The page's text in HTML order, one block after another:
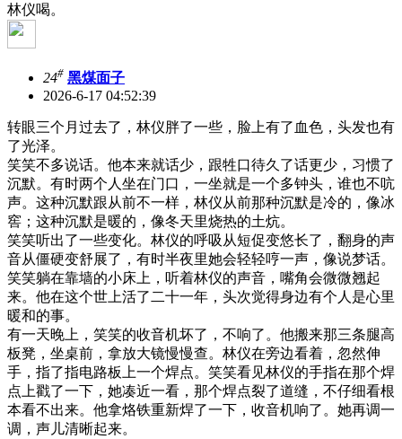
林仪喝。
24# 黑煤面子
2026-6-17 04:52:39
转眼三个月过去了，林仪胖了一些，脸上有了血色，头发也有
了光泽。
笑笑不多说话。他本来就话少，跟牲口待久了话更少，习惯了
沉默。有时两个人坐在门口，一坐就是一个多钟头，谁也不吭
声。这种沉默跟从前不一样，林仪从前那种沉默是冷的，像冰
窖；这种沉默是暖的，像冬天里烧热的土炕。
笑笑听出了一些变化。林仪的呼吸从短促变悠长了，翻身的声
音从僵硬变舒展了，有时半夜里她会轻轻哼一声，像说梦话。
笑笑躺在靠墙的小床上，听着林仪的声音，嘴角会微微翘起
来。他在这个世上活了二十一年，头次觉得身边有个人是心里
暖和的事。
有一天晚上，笑笑的收音机坏了，不响了。他搬来那三条腿高
板凳，坐桌前，拿放大镜慢慢查。林仪在旁边看着，忽然伸
手，指了指电路板上一个焊点。笑笑看见林仪的手指在那个焊
点上戳了一下，她凑近一看，那个焊点裂了道缝，不仔细看根
本看不出来。他拿烙铁重新焊了一下，收音机响了。她再调一
调，声儿清晰起来。